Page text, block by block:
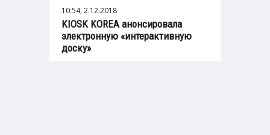
10:54, 2.12.2018
KIOSK KOREA анонсировала
электронную «интерактивную
доску»